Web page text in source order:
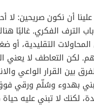
أن نكون صريحين: لا
الترف الفكري. غالبًا
التقليدية، أو
لكن التعاطف لا يعني
بين القرار الواعي
بهدوء وسُلّم ورقي
لكنك لا تبني عليه حياة